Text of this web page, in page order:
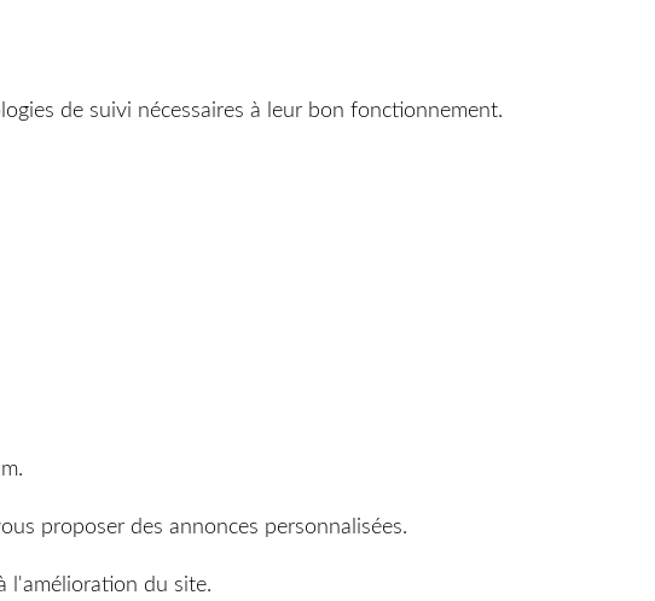
de suivi nécessaires à leur bon fonctionnement.
proposer des annonces personnalisées.
l'amélioration du site.